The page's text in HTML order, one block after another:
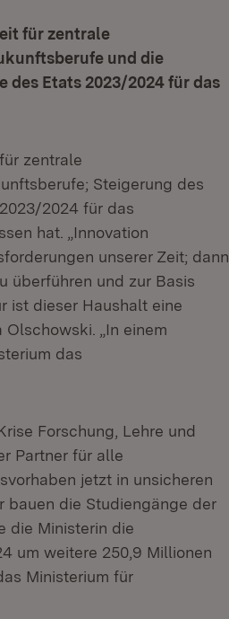
für zentrale
und die
des Etats 2023/2024 für das
zentrale
Steigerung des
2024 für das
hat. „Innovation
unserer Zeit; dann
überführen und zur Basis
ist dieser Haushalt eine
„In einem
das
Forschung, Lehre und
Partner für alle
jetzt in unsicheren
bauen die Studiengänge der
die Ministerin die
um weitere 250,9 Millionen
Ministerium für